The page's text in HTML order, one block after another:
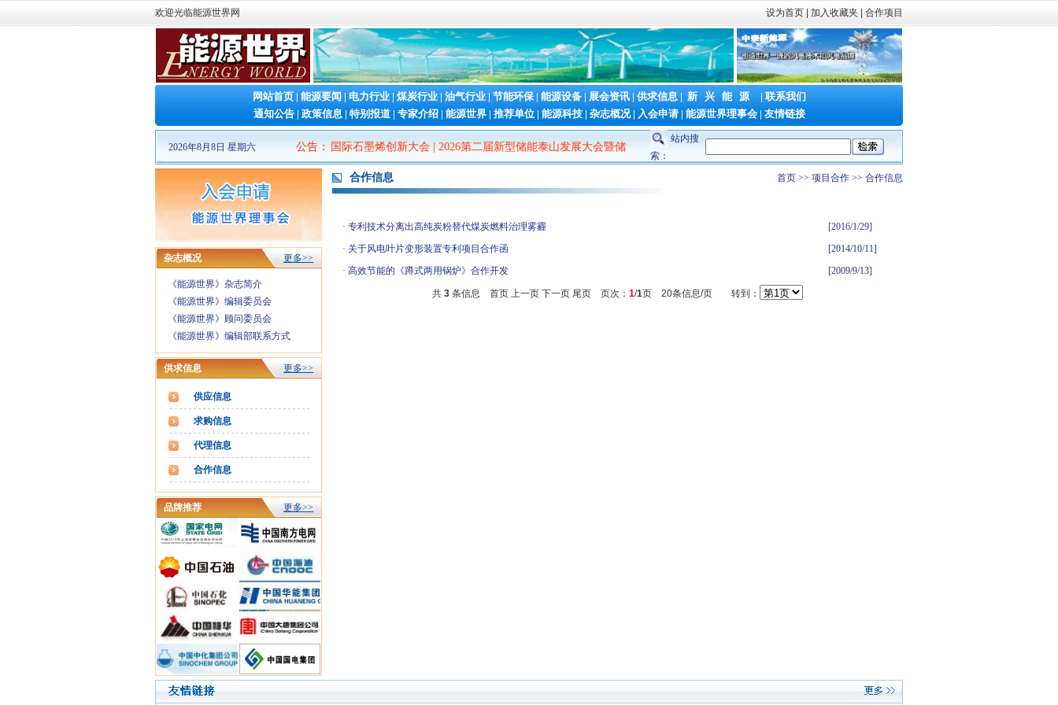
欢迎光临能源世界网 设为首页 加入收藏夹 | 合作项目
网站首页 | 能源要闻 | 电力行业 | 煤炭行业 | 油气行业 | 节能环保 | 能源设备 | 展会资讯 | 供求信息 | 新兴能源 | 联系我们
通知公告 | 政策信息 | 特别报道 | 专家介绍 | 能源世界 | 推荐单位 | 能源科技 | 杂志概况| 入会申请 | 能源世界理事会 | 友情链接
2026年8月8日 星期六 公告 ：
2026山东清洁能源 产业博览会|2026（第十三届）中国国际石墨烯创新大会|2026第二届新型储能泰山发展大会暨储能产业与技术展| 第二十三届中国国际电力产业博览会暨绿色能源装备博览会
站内搜
索：
杂志概况 更多>>
《能源世界》杂志简介
《能源世界》编辑委员会
《能源世界》顾问委员会
《能源世界》编辑部联系方式
供求信息 更多>>
供应信息
求购信息
代理信息
合作信息
品牌推荐 更多>>
合作信息 首页 >> 项目合作 >> 合作信息
· 专利技术分离出高纯炭粉替代煤炭燃料治理雾霾
[2016/1/29]
· 关于风电叶片变形装置专利项目合作函
[2014/10/11]
· 高效节能的《蹲式两用锅炉》合作开发 [2009/9/13]
共 3 条信息 首页 上一页 下一页 尾页 页次： 1/1页 20条信息/页 转到：